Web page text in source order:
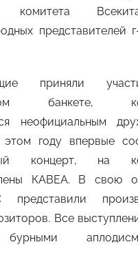
комитета
представителей
приняли
банкете,
неофициальным
году впервые
концерт, на
КАВЕА. В свою
Все